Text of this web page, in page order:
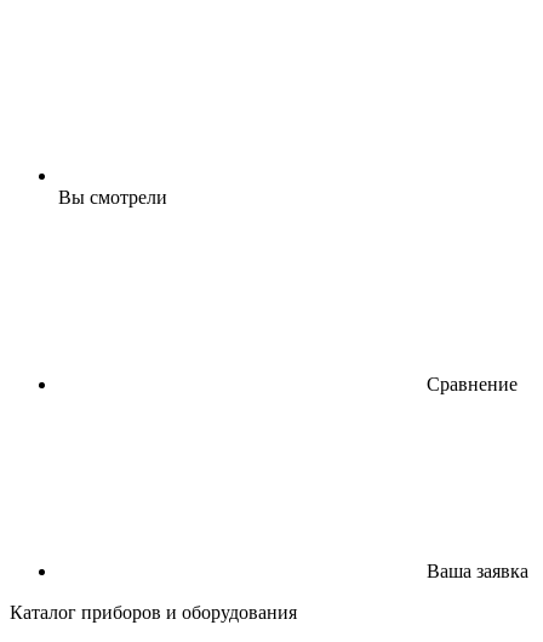
Вы смотрели
Сравнение
Ваша заявка
Каталог приборов и оборудования